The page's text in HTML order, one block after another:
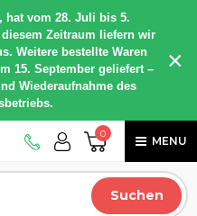
hat vom 28. Juli bis 5.
Zeitraum liefern wir
Weitere bestellte Waren
15. September geliefert –
Wiederaufnahme des
×
0
MENU
Suchen